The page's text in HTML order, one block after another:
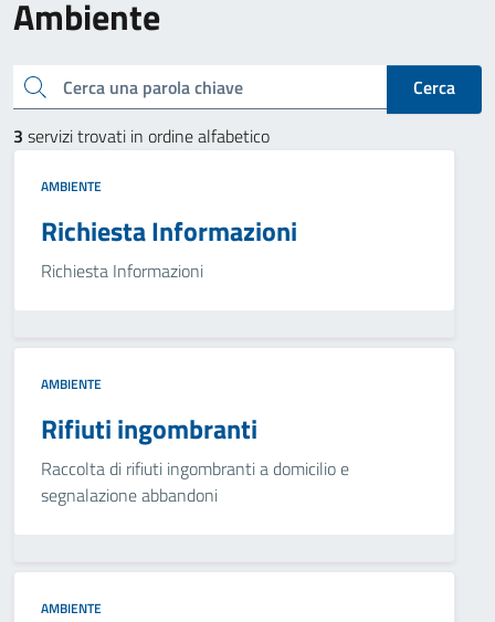
Ambiente
Cerca una parola chiave
Cerca
3 servizi trovati in ordine alfabetico
AMBIENTE
Richiesta Informazioni
Richiesta Informazioni
AMBIENTE
Rifiuti ingombranti
Raccolta di rifiuti ingombranti a domicilio e
segnalazione abbandoni
AMBIENTE